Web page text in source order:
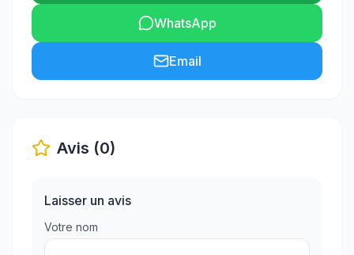
WhatsApp
Email
Avis (0)
Laisser un avis
Votre nom